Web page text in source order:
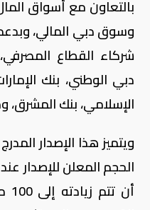
بالتعاون مع أسواق
وسوق دبي المالي،
شركاء القطاع
دبي الوطني، بنك
الإسلامي، بنك
ويتميز هذا الإصدار